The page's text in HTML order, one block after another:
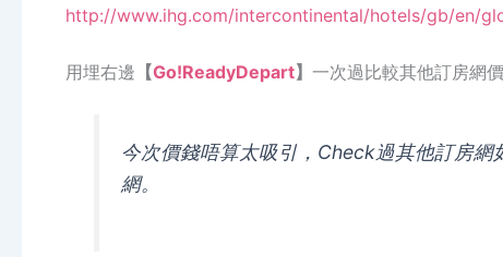
http://www.ihg.com/intercontinental/hotels/gb/en/
用埋右邊 【Go!ReadyDepart】 一次過比較其他訂房網價
今次價錢唔算太吸引，Check過其他訂房網
網。